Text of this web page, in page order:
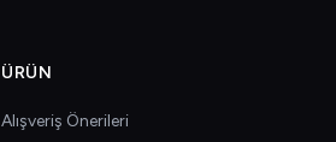
ÜRÜN
Alışveriş Önerileri